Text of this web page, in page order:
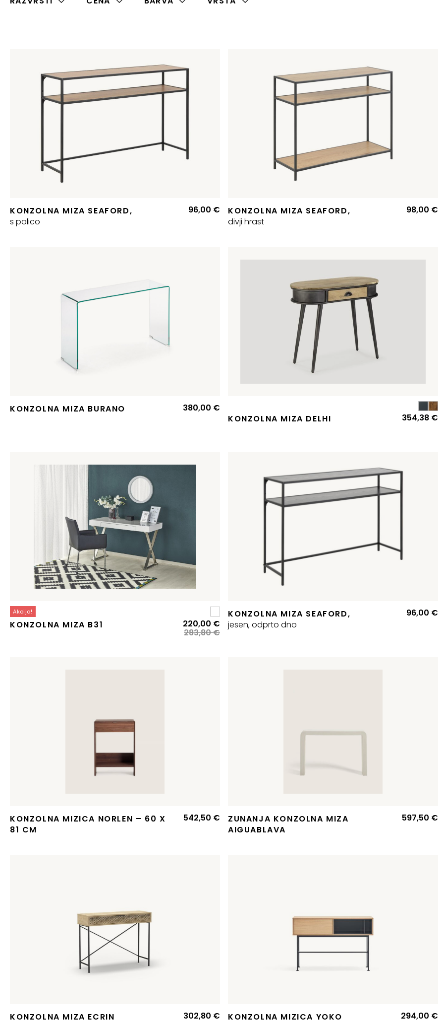
KONZOLNA MIZA SEAFORD,
s polico
96,00 €
KONZOLNA MIZA SEAFORD,
divji hrast
98,00 €
KONZOLNA MIZA BURANO 380,00 €
KONZOLNA MIZA DELHI
354,38 €
Akcija!
KONZOLNA MIZA B31
283,80€
Izvirna
cena
220,00 €Trenutna
cena
KONZOLNA MIZA SEAFORD,
jesen, odprto dno
96,00 €
KONZOLNA MIZICA NORLEN – 60 X
81 CM
542,50 €
ZUNANJA KONZOLNA MIZA
AIGUABLAVA
597,50 €
KONZOLNA MIZA ECRIN 302,80 € KONZOLNA MIZICA YOKO 294,00 €